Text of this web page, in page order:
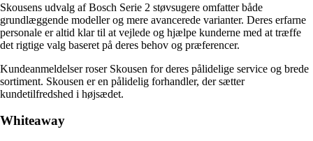
Skousens udvalg af Bosch Serie 2 støvsugere omfatter både
grundlæggende modeller og mere avancerede varianter. Deres erfarne
personale er altid klar til at vejlede og hjælpe kunderne med at træffe
det rigtige valg baseret på deres behov og præferencer.
Kundeanmeldelser roser Skousen for deres pålidelige service og brede
sortiment. Skousen er en pålidelig forhandler, der sætter
kundetilfredshed i højsædet.
Whiteaway